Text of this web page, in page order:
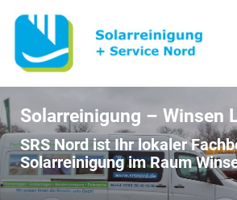
Solarreinigung – Winsen
SRS Nord ist Ihr lokaler
Solarreinigung im Raum